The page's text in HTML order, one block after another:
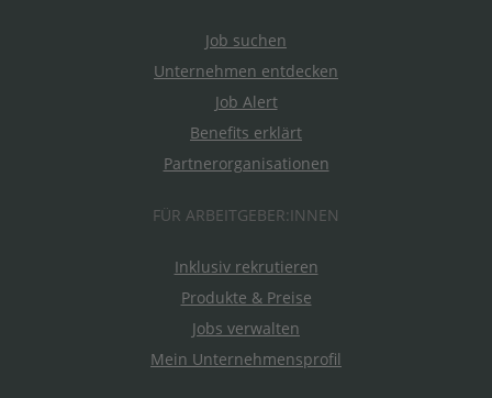
Job suchen
Unternehmen entdecken
Job Alert
Benefits erklärt
Partnerorganisationen
FÜR ARBEITGEBER:INNEN
Inklusiv rekrutieren
Produkte & Preise
Jobs verwalten
Mein Unternehmensprofil